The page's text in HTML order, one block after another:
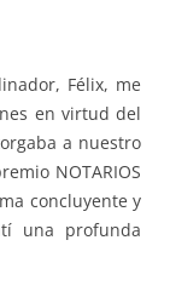
Félix, me
en virtud del
a nuestro
NOTARIOS
concluyente y
una profunda